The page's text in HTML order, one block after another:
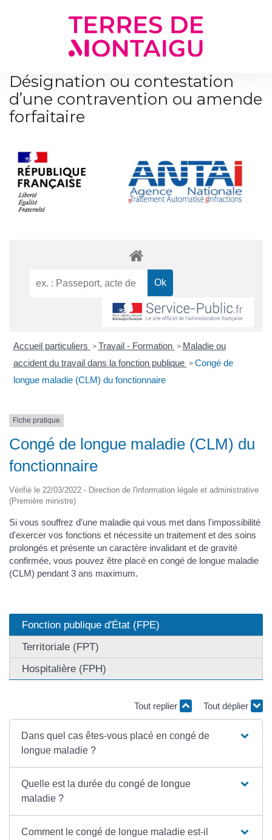
Désignation ou contestation
d’une contravention ou amende
forfaitaire
Accueil particuliers > Travail - Formation > Maladie ou
accident du travail dans la fonction publique > Congé de
longue maladie (CLM) du fonctionnaire
Fiche pratique
Congé de longue maladie (CLM) du
fonctionnaire
Vérifié le 22/03/2022 - Direction de l'information légale et administrative
(Première ministre)
Si vous souffrez d'une maladie qui vous met dans l'impossibilité
d'exercer vos fonctions et nécessite un traitement et des soins
prolongés et présente un caractère invalidant et de gravité
confirmée, vous pouvez être placé en congé de longue maladie
(CLM) pendant 3 ans maximum.
Fonction publique d'État (FPE)
Territoriale (FPT)
Hospitalière (FPH)
Tout replier Tout déplier
Dans quel cas êtes-vous placé en congé de
longue maladie ?
Quelle est la durée du congé de longue
maladie ?
Comment le congé de longue maladie est-il